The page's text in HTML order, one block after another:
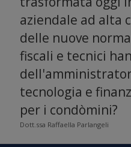
aziendale ad alta
delle nuove
fiscali e tecnici
tecnologia e
per i condòmini?
Dott.ssa Raffaella Parlangeli